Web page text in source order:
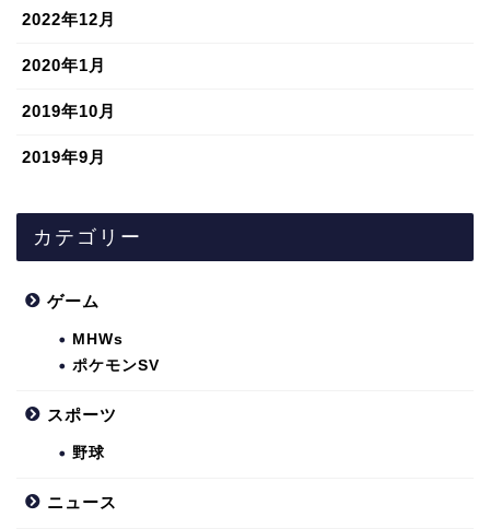
2022年12月
2020年1月
2019年10月
2019年9月
カテゴリー
ゲーム
MHWs
ポケモンSV
スポーツ
野球
ニュース